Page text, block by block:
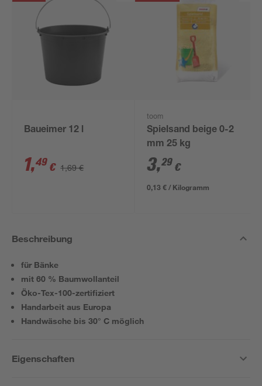
Baueimer 12 l
1,49 € 1,69 €
toom
Spielsand beige 0-2
mm 25 kg
3,29 €
0,13 € / Kilogramm
Beschreibung
für Bänke
mit 60 % Baumwollanteil
Öko-Tex-100-zertifiziert
Handarbeit aus Europa
Handwäsche bis 30° C möglich
Eigenschaften